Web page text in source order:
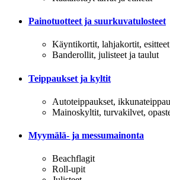
Painotuotteet ja suurkuvatulosteet
Käyntikortit, lahjakortit,
Banderollit, julisteet ja taulut
Teippaukset ja kyltit
Autoteippaukset,
Mainoskyltit, turvakilvet,
Myymälä- ja messumainonta
Beachflagit
Roll-upit